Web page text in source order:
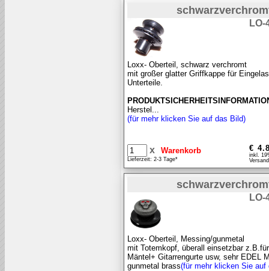
LO-
Loxx- Oberteil, schwarz verchromt
mit großer glatter Griffkappe für
Unterteile.
Herstel...
(für mehr klicken Sie auf das Bild)
x
Lieferzeit: 2-3 Tage*
€
inkl.
LO-
Loxx- Oberteil, Messing/gunmetal
mit Totemkopf, überall einsetzbar
Mäntel+ Gitarrengurte usw, sehr EDEL
gunmetal brass(für mehr klicken Sie auf